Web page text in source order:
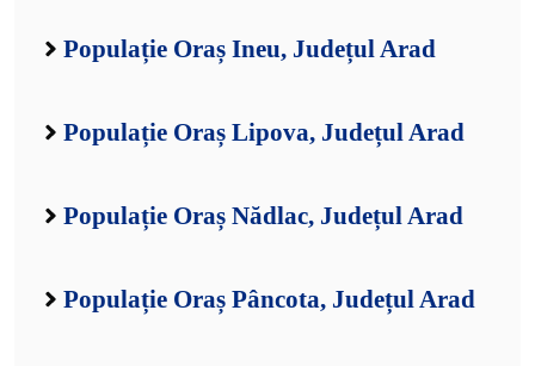
Populație Oraș Ineu, Județul Arad
Populație Oraș Lipova, Județul Arad
Populație Oraș Nădlac, Județul Arad
Populație Oraș Pâncota, Județul Arad